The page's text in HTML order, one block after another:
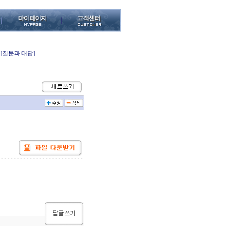
[질문과 대답]